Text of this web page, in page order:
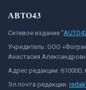
АВТО43
Сетевое издание "
Учредитель: ООО
Анастасия
Адрес редакции:
Эл.почта редакции: